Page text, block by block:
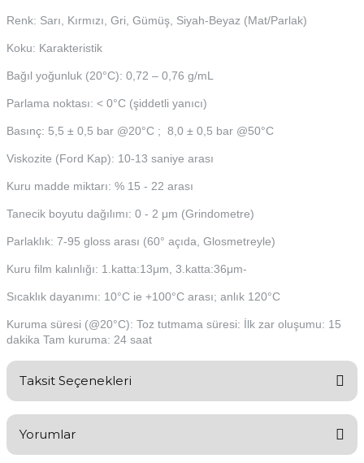
Renk: Sarı, Kırmızı, Gri, Gümüş, Siyah-Beyaz (Mat/Parlak)
Koku: Karakteristik
Bağıl yoğunluk (20°C): 0,72 – 0,76 g/mL
Parlama noktası: < 0°C (şiddetli yanıcı)
Basınç: 5,5 ± 0,5 bar @20°C ; 8,0 ± 0,5 bar @50°C
Viskozite (Ford Kap): 10-13 saniye arası
Kuru madde miktarı: % 15 - 22 arası
Tanecik boyutu dağılımı: 0 - 2 μm (Grindometre)
Parlaklık: 7-95 gloss arası (60° açıda, Glosmetreyle)
Kuru film kalınlığı: 1.katta:13μm, 3.katta:36μm-
Sıcaklık dayanımı: 10°C ie +100°C arası; anlık 120°C
Kuruma süresi (@20°C): Toz tutmama süresi: İlk zar oluşumu: 15
dakika Tam kuruma: 24 saat
Taksit Seçenekleri
Yorumlar